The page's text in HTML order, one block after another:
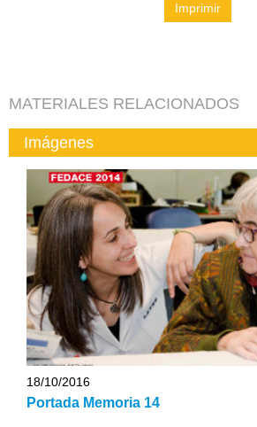
Imprimir
MATERIALES RELACIONADOS
Imágenes
18/10/2016
Portada Memoria 14